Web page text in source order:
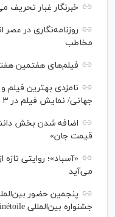
خبرنگار غبار تحریف
روزنامه‌نگاری در عصر
مخاطب
فیلم‌های هفتمین
جهانی/ نمایش فیلم در ۳ جشنواره دیگر
اضافه شدن بخش
قیمت جان»
«آسباد»؛ روایتی
می‌آید
پنجمین حضور
جشنواره بین‌المللی Cinétoile تونس